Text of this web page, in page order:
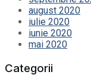
august 2020
iulie 2020
iunie 2020
mai 2020
Categorii